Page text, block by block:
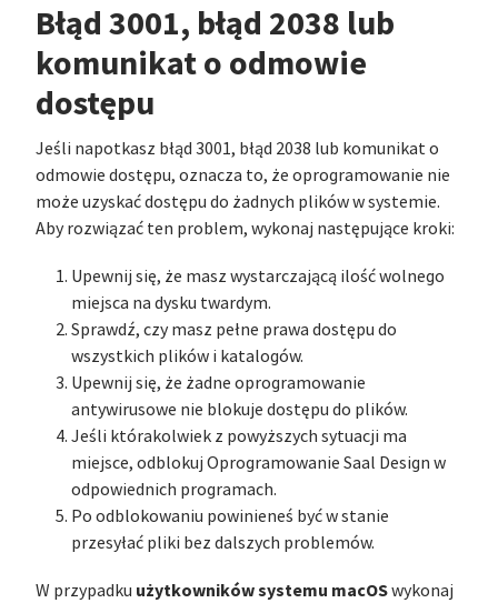
Błąd 3001, błąd 2038 lub
komunikat o odmowie
dostępu
Jeśli napotkasz błąd 3001, błąd 2038 lub komunikat o
odmowie dostępu, oznacza to, że oprogramowanie nie
może uzyskać dostępu do żadnych plików w systemie.
Aby rozwiązać ten problem, wykonaj następujące kroki:
Upewnij się, że masz wystarczającą ilość wolnego
miejsca na dysku twardym.
Sprawdź, czy masz pełne prawa dostępu do
wszystkich plików i katalogów.
Upewnij się, że żadne oprogramowanie
antywirusowe nie blokuje dostępu do plików.
Jeśli którakolwiek z powyższych sytuacji ma
miejsce, odblokuj Oprogramowanie Saal Design w
odpowiednich programach.
Po odblokowaniu powinieneś być w stanie
przesyłać pliki bez dalszych problemów.
W przypadku użytkowników systemu macOSwykonaj